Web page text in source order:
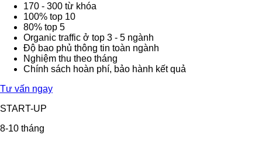
170 - 300 từ khóa
100% top 10
80% top 5
Organic traffic ở top 3 - 5 ngành
Độ bao phủ thông tin toàn ngành
Nghiệm thu theo tháng
Chính sách hoàn phí, bảo hành kết quả
Tư vấn ngay
START-UP
8-10 tháng